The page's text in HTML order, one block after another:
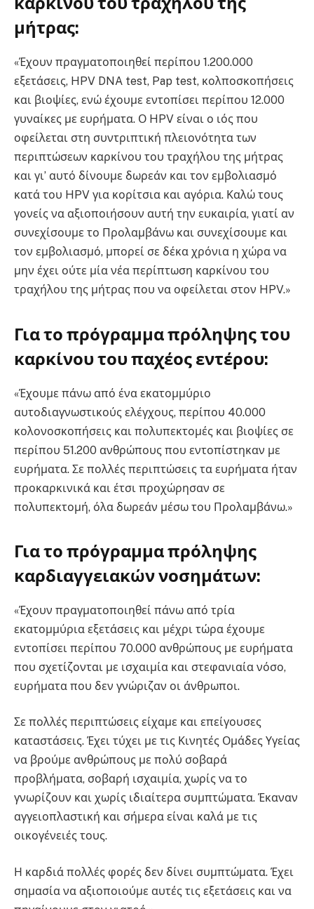
μήτρας:
«Έχουν πραγματοποιηθεί περίπου 1.200.000
εξετάσεις, HPV DNA test, Pap test, κολποσκοπήσεις
και βιοψίες, ενώ έχουμε εντοπίσει περίπου 12.000
γυναίκες με ευρήματα. Ο HPV είναι ο ιός που
οφείλεται στη συντριπτική πλειονότητα των
περιπτώσεων καρκίνου του τραχήλου της μήτρας
και γι’ αυτό δίνουμε δωρεάν και τον εμβολιασμό
κατά του HPV για κορίτσια και αγόρια. Καλώ τους
γονείς να αξιοποιήσουν αυτή την ευκαιρία, γιατί αν
συνεχίσουμε το Προλαμβάνω και συνεχίσουμε και
τον εμβολιασμό, μπορεί σε δέκα χρόνια η χώρα να
μην έχει ούτε μία νέα περίπτωση καρκίνου του
τραχήλου της μήτρας που να οφείλεται στον HPV.»
Για το πρόγραμμα πρόληψης του
καρκίνου του παχέος εντέρου:
«Έχουμε πάνω από ένα εκατομμύριο
αυτοδιαγνωστικούς ελέγχους, περίπου 40.000
κολονοσκοπήσεις και πολυπεκτομές και βιοψίες σε
περίπου 51.200 ανθρώπους που εντοπίστηκαν με
ευρήματα. Σε πολλές περιπτώσεις τα ευρήματα ήταν
προκαρκινικά και έτσι προχώρησαν σε
πολυπεκτομή, όλα δωρεάν μέσω του Προλαμβάνω.»
Για το πρόγραμμα πρόληψης
καρδιαγγειακών νοσημάτων:
«Έχουν πραγματοποιηθεί πάνω από τρία
εκατομμύρια εξετάσεις και μέχρι τώρα έχουμε
εντοπίσει περίπου 70.000 ανθρώπους με ευρήματα
που σχετίζονται με ισχαιμία και στεφανιαία νόσο,
ευρήματα που δεν γνώριζαν οι άνθρωποι.
Σε πολλές περιπτώσεις είχαμε και επείγουσες
καταστάσεις. Έχει τύχει με τις Κινητές Ομάδες Υγείας
να βρούμε ανθρώπους με πολύ σοβαρά
προβλήματα, σοβαρή ισχαιμία, χωρίς να το
γνωρίζουν και χωρίς ιδιαίτερα συμπτώματα. Έκαναν
αγγειοπλαστική και σήμερα είναι καλά με τις
οικογένειές τους.
Η καρδιά πολλές φορές δεν δίνει συμπτώματα. Έχει
σημασία να αξιοποιούμε αυτές τις εξετάσεις και να